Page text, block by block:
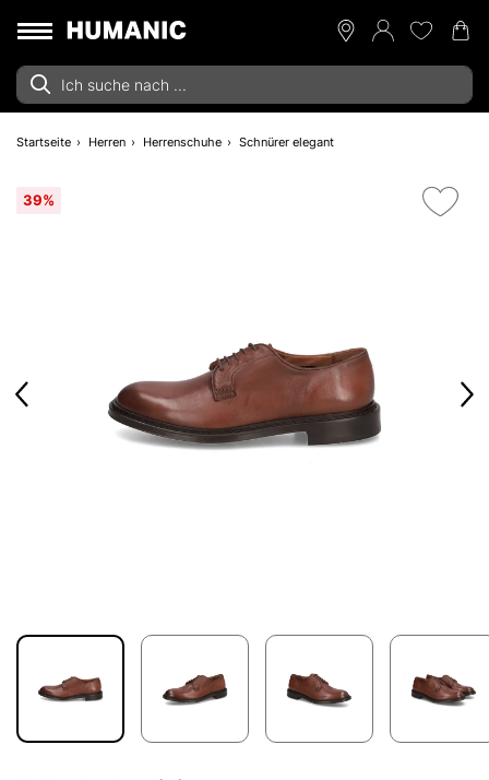
Startseite Herren Herrenschuhe Schnürer elegant
39%